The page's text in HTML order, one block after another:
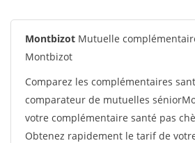
Montbizot Mutuelle
Montbizot
Comparez les complémentaires
comparateur de mutuelles
votre complémentaire santé pas
Obtenez rapidement le tarif de